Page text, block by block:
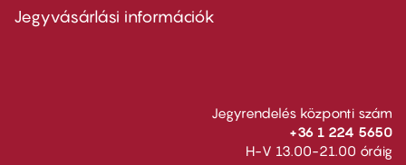
second
Jegyvásárlási információk
Jegyrendelés központi szám
+36 1 224 5650
H-V 13.00-21.00 óráig